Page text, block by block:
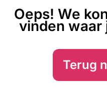
Oeps! We
vinden waar
Terug